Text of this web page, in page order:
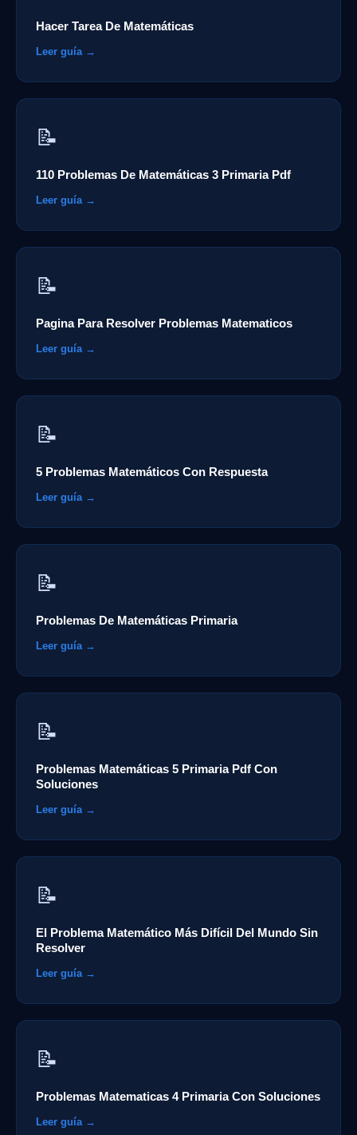
Hacer Tarea De Matemáticas
Leer guía →
📝
110 Problemas De Matemáticas 3 Primaria Pdf
Leer guía →
📝
Pagina Para Resolver Problemas Matematicos
Leer guía →
📝
5 Problemas Matemáticos Con Respuesta
Leer guía →
📝
Problemas De Matemáticas Primaria
Leer guía →
📝
Problemas Matemáticas 5 Primaria Pdf Con
Soluciones
Leer guía →
📝
El Problema Matemático Más Difícil Del Mundo Sin
Resolver
Leer guía →
📝
Problemas Matematicas 4 Primaria Con Soluciones
Leer guía →